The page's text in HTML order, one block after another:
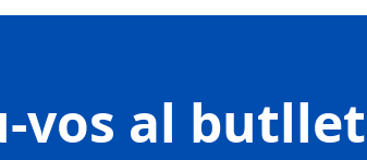
vos al